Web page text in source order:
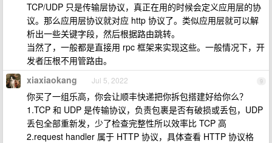
TCP/UDP 只是传输层协议，真正在用的时候会定义应用层的协
议。那么应用层协议就对应 http 协议了。类似应用层就可以解
析出一些关键字段，然后根据路由跳转。
当然了，一般都是直接用 rpc 框架来实现这些。一般情况下，开
发者压根不用管路由。
9
xiaxiaokang Jul 5, 2022
你买了一组乐高，你会让顺丰快递把你拆包搭建好给你么？
1.TCP 和 UDP 是传输协议，负责包裹是否有破损或丢包，UDP
丢包全部重新发，少了检查完整性所以效率比 TCP 高
2.request handler 属于 HTTP 协议，具体查看 HTTP 协议格